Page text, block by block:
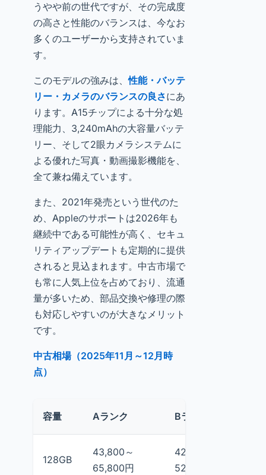
うやや前の世代ですが、その完成度
の高さと性能のバランスは、今なお
多くのユーザーから支持されていま
す。
このモデルの強みは、性能・バッテ
リー・カメラのバランスの良さにあ
ります。A15チップによる十分な処
理能力、3,240mAhの大容量バッテ
リー、そして2眼カメラシステムに
よる優れた写真・動画撮影機能を、
全て兼ね備えています。
また、2021年発売という世代のた
め、Appleのサポートは2026年も
継続中である可能性が高く、セキュ
リティアップデートも定期的に提供
されると見込まれます。中古市場で
も常に人気上位を占めており、流通
量が多いため、部品交換や修理の際
も対応しやすいのが大きなメリット
です。
中古相場（2025年11月～12月時
点）
容量 Aランク Bランク
128GB
43,800～
65,800円
42,480～
52,980円